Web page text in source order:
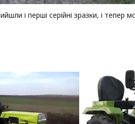
і перші серійні зразки, і тепер